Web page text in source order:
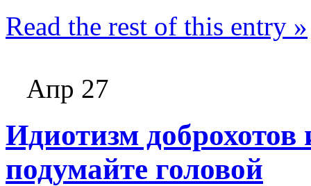
Read the rest of this entry »
Апр 27
Идиотизм
подумайте головой